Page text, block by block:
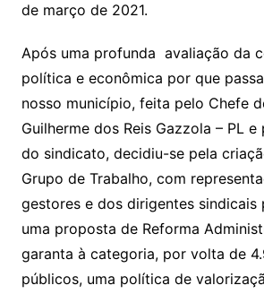
de março de 2021.
Após uma profunda avaliação da
política e econômica por que
nosso município, feita pelo Chefe
Guilherme dos Reis Gazzola – PL
do sindicato, decidiu-se pela
Grupo de Trabalho, com
gestores e dos dirigentes sindicais
uma proposta de Reforma
garanta à categoria, por volta de
públicos, uma política de